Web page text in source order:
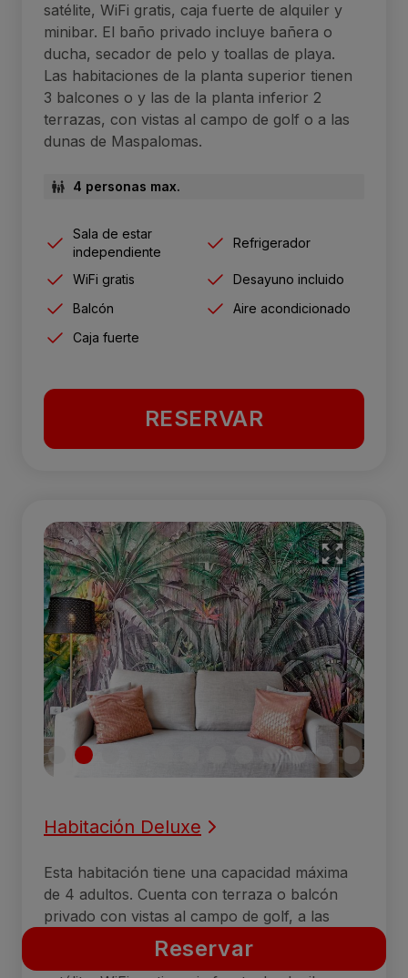
Reservar
satélite, WiFi gratis, caja fuerte de alquiler y
minibar. El baño privado incluye bañera o
ducha, secador de pelo y toallas de playa.
Las habitaciones de la planta superior tienen
3 balcones o y las de la planta inferior 2
terrazas, con vistas al campo de golf o a las
dunas de Maspalomas.
4 personas max.
Sala de estar
independiente
Refrigerador
WiFi gratis
Desayuno incluido
Balcón
Aire acondicionado
Caja fuerte
RESERVAR
Habitación Deluxe
Esta habitación tiene una capacidad máxima
de 4 adultos. Cuenta con terraza o balcón
privado con vistas al campo de golf, a las
dunas de Maspalomas o a la piscina. Dispone
de aire acondicionado, teléfono, 2 TV vía